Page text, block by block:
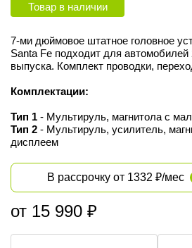
Товар в наличии
7-ми дюймовое штатное головное
Santa Fe подходит для автомобилей
выпуска. Комплект проводки,
Комплектации:
Тип 1 - Мультируль, магнитола с
Тип 2 - Мультируль, усилитель,
дисплеем
В рассрочку от 1332 ₽/мес
от 15 990 ₽